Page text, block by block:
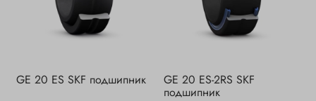
GE 20 ES SKF подшипник GE 20 ES-2RS SKF
подшипник